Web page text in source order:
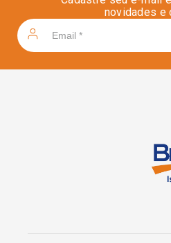
novidades e